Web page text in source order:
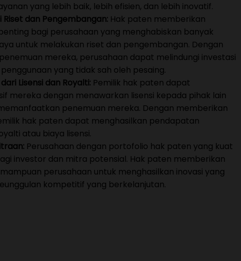
yang lebih baik, lebih efisien, dan lebih inovatif.
dan Pengembangan: Hak paten memberikan
bagi perusahaan yang menghabiskan banyak
untuk melakukan riset dan pengembangan. Dengan
mereka, perusahaan dapat melindungi investasi
yang tidak sah oleh pesaing.
Lisensi dan Royalti: Pemilik hak paten dapat
mereka dengan menawarkan lisensi kepada pihak lain
penemuan mereka. Dengan memberikan
hak paten dapat menghasilkan pendapatan
atau biaya lisensi.
Perusahaan dengan portofolio hak paten yang kuat
investor dan mitra potensial. Hak paten memberikan
perusahaan untuk menghasilkan inovasi yang
kompetitif yang berkelanjutan.